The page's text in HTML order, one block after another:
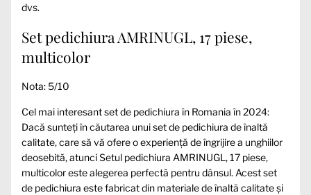
dvs.
Set pedichiura AMRINUGL, 17 piese,
multicolor
Nota: 5/10
Cel mai interesant set de pedichiura în Romania în 2024:
Dacă sunteți în căutarea unui set de pedichiura de înaltă
calitate, care să vă ofere o experiență de îngrijire a unghiilor
deosebită, atunci Setul pedichiura AMRINUGL, 17 piese,
multicolor este alegerea perfectă pentru dânsul. Acest set
de pedichiura este fabricat din materiale de înaltă calitate și